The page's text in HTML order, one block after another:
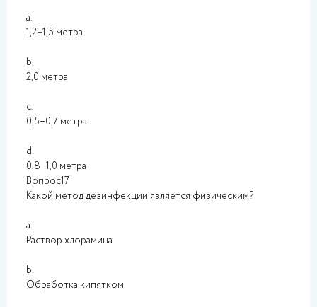
a.
1,2–1,5 метра
b.
2,0 метра
c.
0,5–0,7 метра
d.
0,8–1,0 метра
Вопрос17
Какой метод дезинфекции является физическим?
a.
Раствор хлорамина
b.
Обработка кипятком